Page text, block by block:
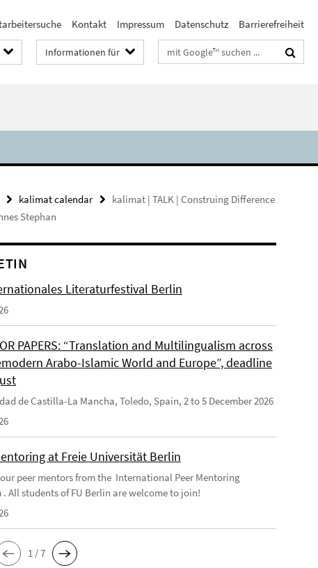
Kontakt Impressum Datenschutz Barrierefreiheit
Informationen für Suchbegriffe
kalimat calendar
kalimat | TALK | Construing Difference
Stephan
Literaturfestival Berlin
PAPERS: “Translation and Multilingualism across
Arabo-Islamic World and Europe”, deadline
de Castilla-La Mancha, Toledo, Spain, 2 to 5 December 2026
at Freie Universität Berlin
peer mentors from the International Peer Mentoring
. All students of FU Berlin are welcome to join!
1 / 7